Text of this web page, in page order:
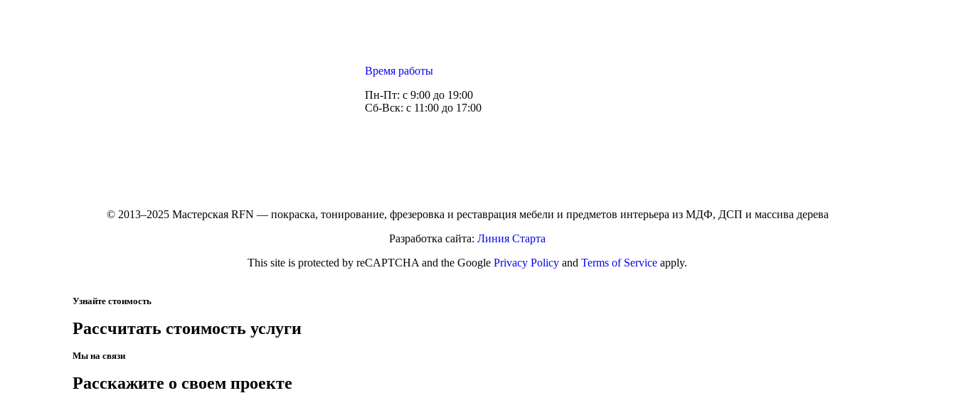
Время работы
Пн-Пт: с 9:00 до 19:00
Сб-Вск: с 11:00 до 17:00
© 2013–2025 Мастерская RFN — покраска, тонирование, фрезеровка и реставрация мебели и предметов интерьера из МДФ, ДСП и массива дерева
Разработка сайта: Линия Старта
This site is protected by reCAPTCHA and the Google Privacy Policy and Terms of Service apply.
Узнайте стоимость
Рассчитать стоимость услуги
Мы на связи
Расскажите о своем проекте